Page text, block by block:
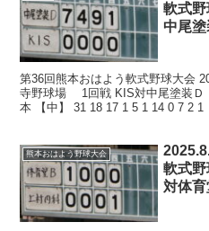
軟式
中尾塗
第36回熊本おはよう軟式野球大会
寺野球場 1回戦 KIS対中尾塗装
本 【中】 31 18 17 1 5 1 14 0 7 2 1
熊本おはよう野球大会
軟式
対体